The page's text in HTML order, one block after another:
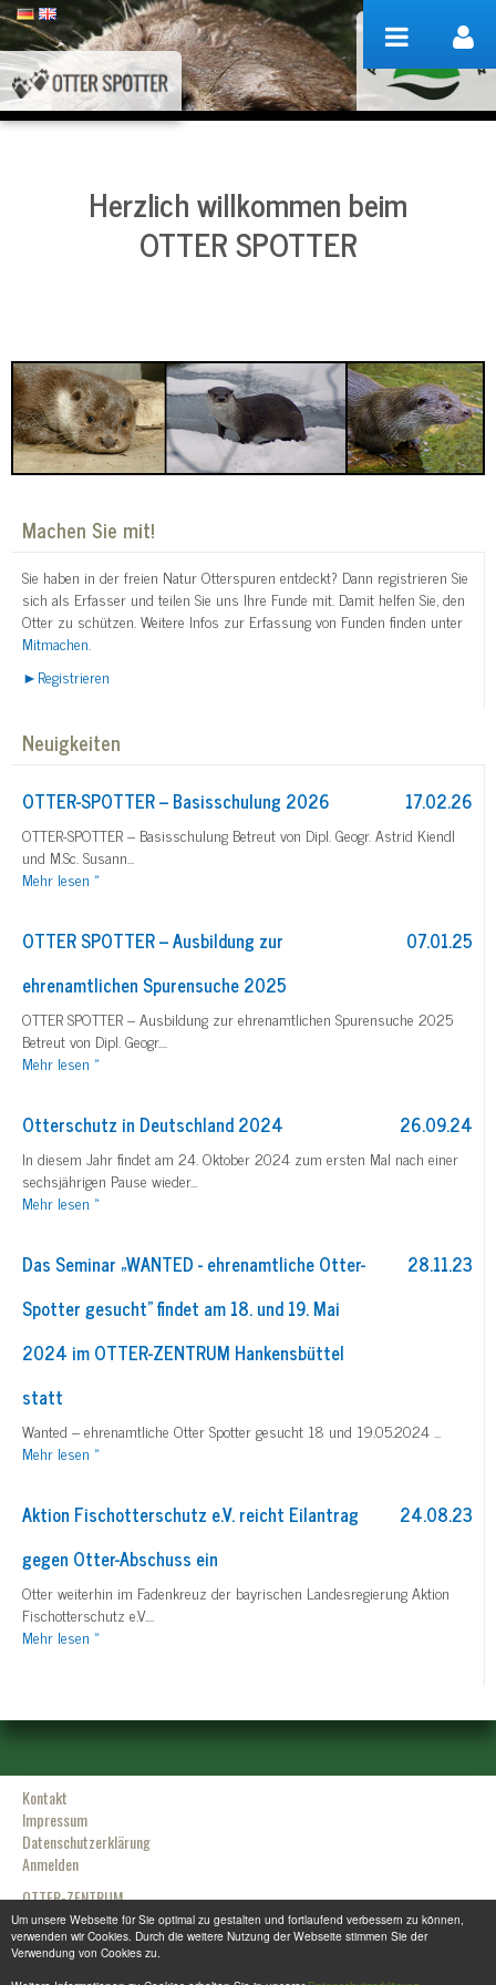
Um unsere Webseite für Sie optimal zu gestalten und fortlaufend verbessern zu können,
verwenden wir Cookies. Durch die weitere Nutzung der Webseite stimmen Sie der
Verwendung von Cookies zu.
Zum Inhalt wechseln
Herzlich willkommen beim
OTTER SPOTTER
Machen Sie mit!
Sie haben in der freien Natur Otterspuren entdeckt? Dann registrieren Sie
sich als Erfasser und teilen Sie uns Ihre Funde mit. Damit helfen Sie, den
Otter zu schützen. Weitere Infos zur Erfassung von Funden finden unter
Mitmachen.
►Registrieren
Neuigkeiten
OTTER-SPOTTER – Basisschulung 2026
OTTER-SPOTTER – Basisschulung Betreut von Dipl. Geogr. Astrid Kiendl
und M.Sc. Susann...
Mehr lesen »
17.02.26
OTTER SPOTTER – Ausbildung zur
ehrenamtlichen Spurensuche 2025
OTTER SPOTTER – Ausbildung zur ehrenamtlichen Spurensuche 2025
Betreut von Dipl. Geogr....
Mehr lesen »
07.01.25
Otterschutz in Deutschland 2024
In diesem Jahr findet am 24. Oktober 2024 zum ersten Mal nach einer
sechsjährigen Pause wieder...
Mehr lesen »
26.09.24
Das Seminar „WANTED - ehrenamtliche Otter-
Spotter gesucht" findet am 18. und 19. Mai
2024 im OTTER-ZENTRUM Hankensbüttel
statt
Wanted – ehrenamtliche Otter Spotter gesucht 18 und 19.05.2024 ...
Mehr lesen »
28.11.23
Aktion Fischotterschutz e.V. reicht Eilantrag
gegen Otter-Abschuss ein
Otter weiterhin im Fadenkreuz der bayrischen Landesregierung Aktion
Fischotterschutz e.V....
Mehr lesen »
24.08.23
Kontakt
Impressum
Datenschutzerklärung
Anmelden
OTTER-ZENTRUM
Sudendorfallee 1
29386 Hankensbüttel
Tel.: +49 (0) 5832 / 98 08 0